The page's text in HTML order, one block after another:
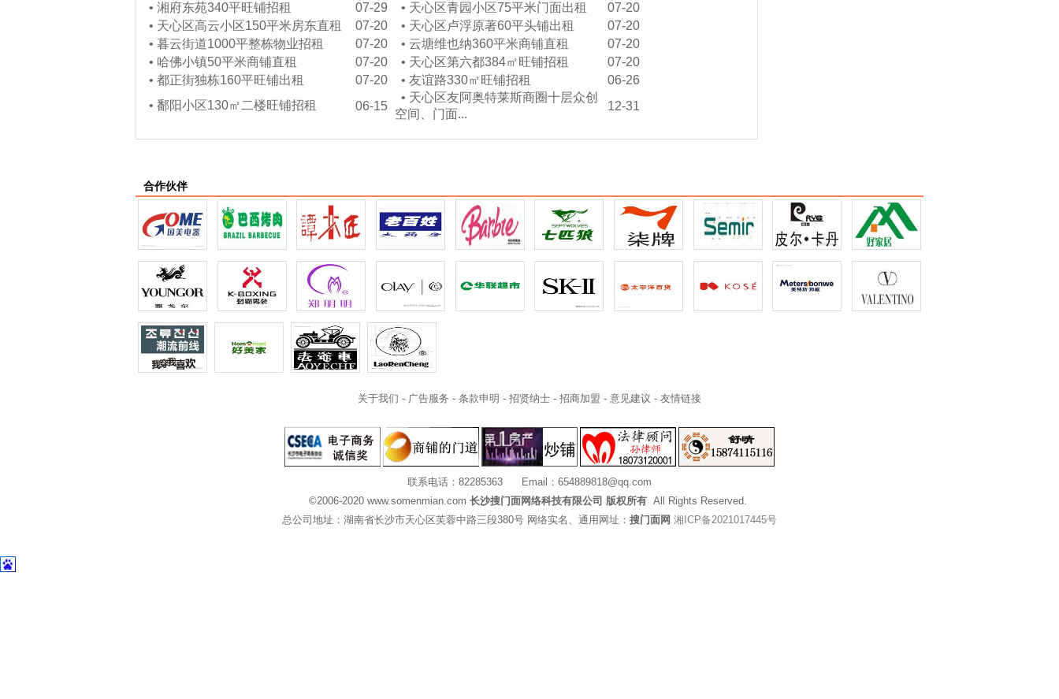
• 湘府东苑340平旺铺招租 07-29 • 天心区青园小区75平米门面出租
07-20
• 天心区高云小区150平米房东直租 07-20 • 天心区卢浮原著60平头铺出租
07-20
• 暮云街道1000平整栋物业招租 07-20 • 云塘维也纳360平米商铺直租
07-20
• 哈佛小镇50平米商铺直租 07-20 • 天心区第六都384㎡旺铺招租
07-20
• 都正街独栋160平旺铺出租 07-20 • 友谊路330㎡旺铺招租
06-26
• 鄱阳小区130㎡二楼旺铺招租 06-15
• 天心区友阿奥特莱斯商圈十层众创
空间、门面...
12-31
合作伙伴
关于我们 - 广告服务 - 条款申明 - 招贤纳士 - 招商加盟 - 意见建议 - 友情链接
联系电话：82285363 Email： 654889818@qq.com
©2006-2020 www.somenmian.com 长沙搜门面网络科技有限公司 版权所有 All Rights Reserved.
总公司地址：湖南省长沙市天心区芙蓉中路三段380号 网络实名、通用网址： 搜门面网 湘ICP备2021017445号